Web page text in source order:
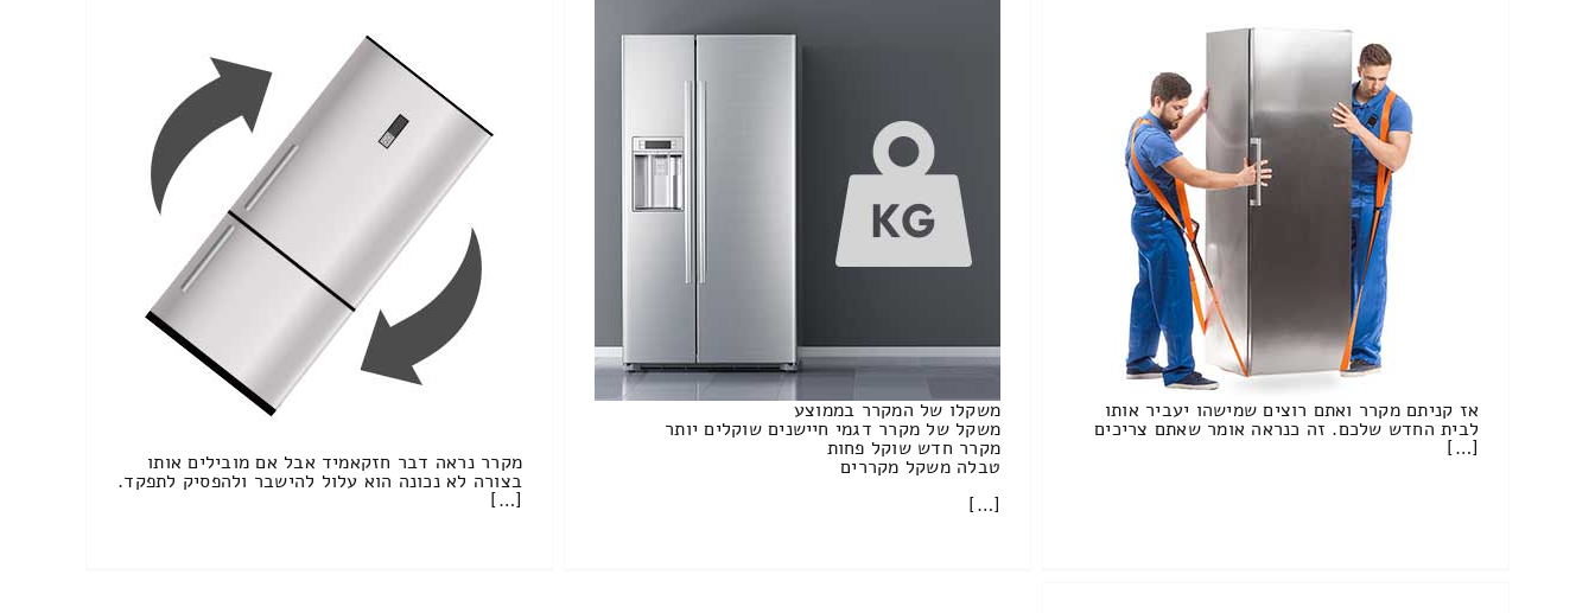
אז קניתם מקרר ואתם רוצים שמישהו יעביר אותו
לבית החדש שלכם. זה כנראה אומר שאתם צריכים
[…]
משקלו של המקרר בממוצע
משקל של מקרר דגמי חיישנים שוקלים יותר
מקרר חדש שוקל פחות
טבלה משקל מקררים
[…]
מקרר נראה דבר חזקאמיד אבל אם מובילים אותו
בצורה לא נכונה הוא עלול להישבר ולהפסיק לתפקד.
[…]